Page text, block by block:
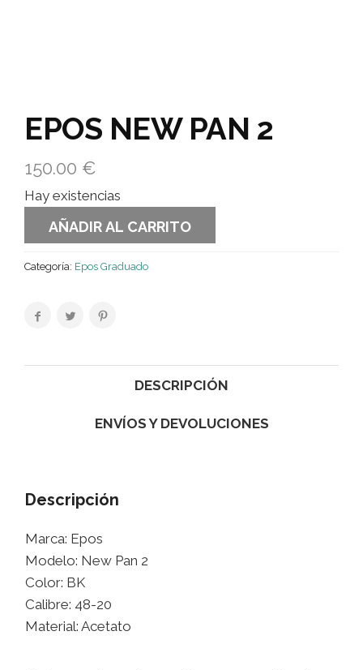
EPOS NEW PAN 2
150.00 €
Hay existencias
AÑADIR AL CARRITO
Categoría: Epos Graduado
DESCRIPCIÓN
ENVÍOS Y DEVOLUCIONES
Descripción
Marca: Epos
Modelo: New Pan 2
Color: BK
Calibre: 48-20
Material: Acetato